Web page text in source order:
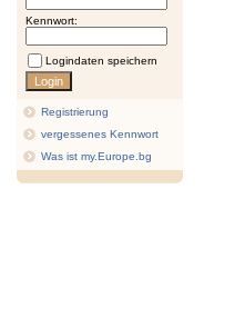
Kennwort:
Logindaten speichern
Registrierung
vergessenes Kennwort
Was ist my.Europe.bg